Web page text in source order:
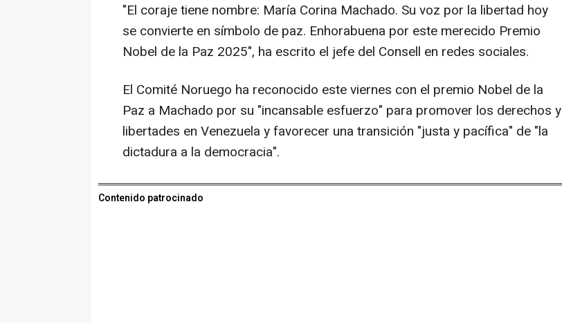
"El coraje tiene nombre: María Corina Machado. Su voz por la libertad hoy
se convierte en símbolo de paz. Enhorabuena por este merecido Premio
Nobel de la Paz 2025", ha escrito el jefe del Consell en redes sociales.
El Comité Noruego ha reconocido este viernes con el premio Nobel de la
Paz a Machado por su "incansable esfuerzo" para promover los derechos y
libertades en Venezuela y favorecer una transición "justa y pacífica" de "la
dictadura a la democracia".
Contenido patrocinado